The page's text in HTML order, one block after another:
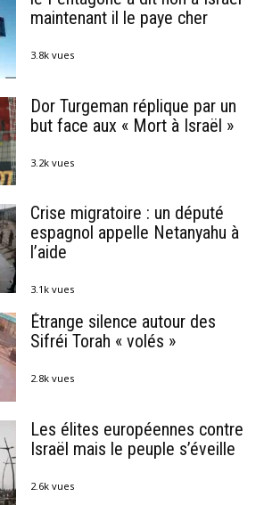
maintenant il le paye cher
3.8k vues
Dor Turgeman réplique par un
but face aux « Mort à Israël »
3.2k vues
Crise migratoire : un député
espagnol appelle Netanyahu à
l’aide
3.1k vues
Étrange silence autour des
Sifréi Torah « volés »
2.8k vues
Les élites européennes contre
Israël mais le peuple s’éveille
2.6k vues